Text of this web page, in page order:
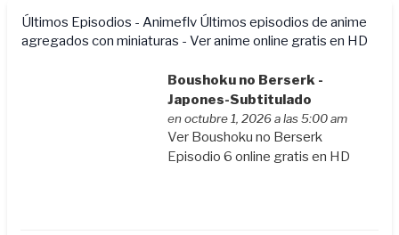
Últimos Episodios - Animeflv Últimos episodios de anime
agregados con miniaturas - Ver anime online gratis en HD
Boushoku no Berserk -
Japones-Subtitulado
en octubre 1, 2026 a las 5:00 am
Ver Boushoku no Berserk
Episodio 6 online gratis en HD